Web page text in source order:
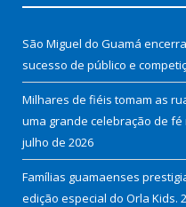
São Miguel do Guamá
sucesso de público e
Milhares de fiéis tomam as
uma grande celebração de fé
julho de 2026
Famílias guamaenses
edição especial do Orla Kids.